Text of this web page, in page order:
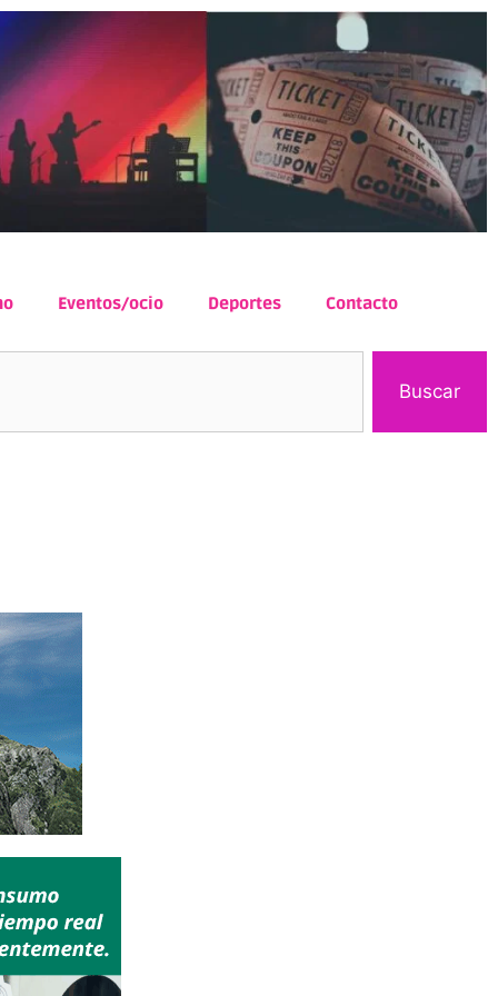
Eventos/ocio Deportes Contacto
Buscar